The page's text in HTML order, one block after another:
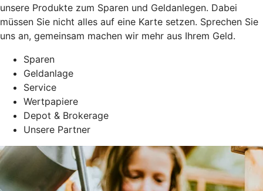
unsere Produkte zum Sparen und Geldanlegen. Dabei
müssen Sie nicht alles auf eine Karte setzen. Sprechen Sie
uns an, gemeinsam machen wir mehr aus Ihrem Geld.
Sparen
Geldanlage
Service
Wertpapiere
Depot & Brokerage
Unsere Partner